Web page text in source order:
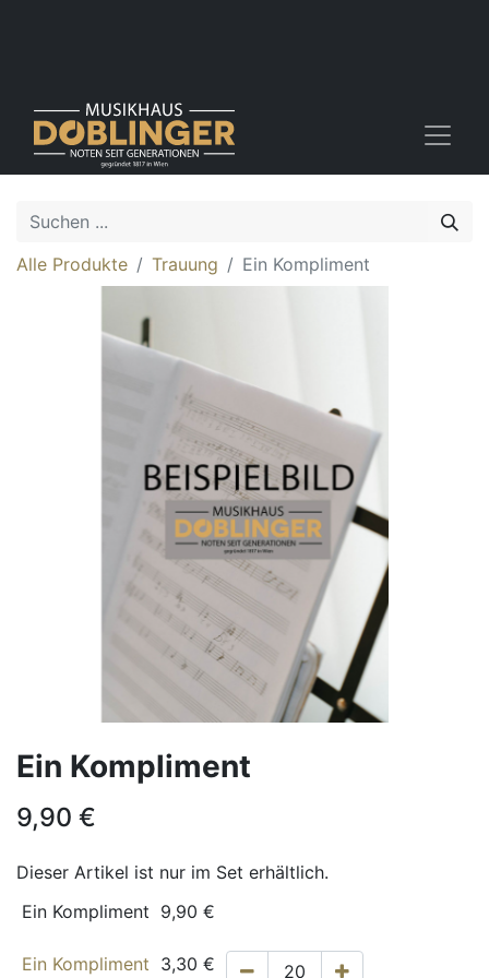
Alle Produkte Trauung Ein Kompliment
Ein Kompliment
9,90 €
Dieser Artikel ist nur im Set erhältlich.
Ein Kompliment 9,90 €
Ein Kompliment 3,30 €